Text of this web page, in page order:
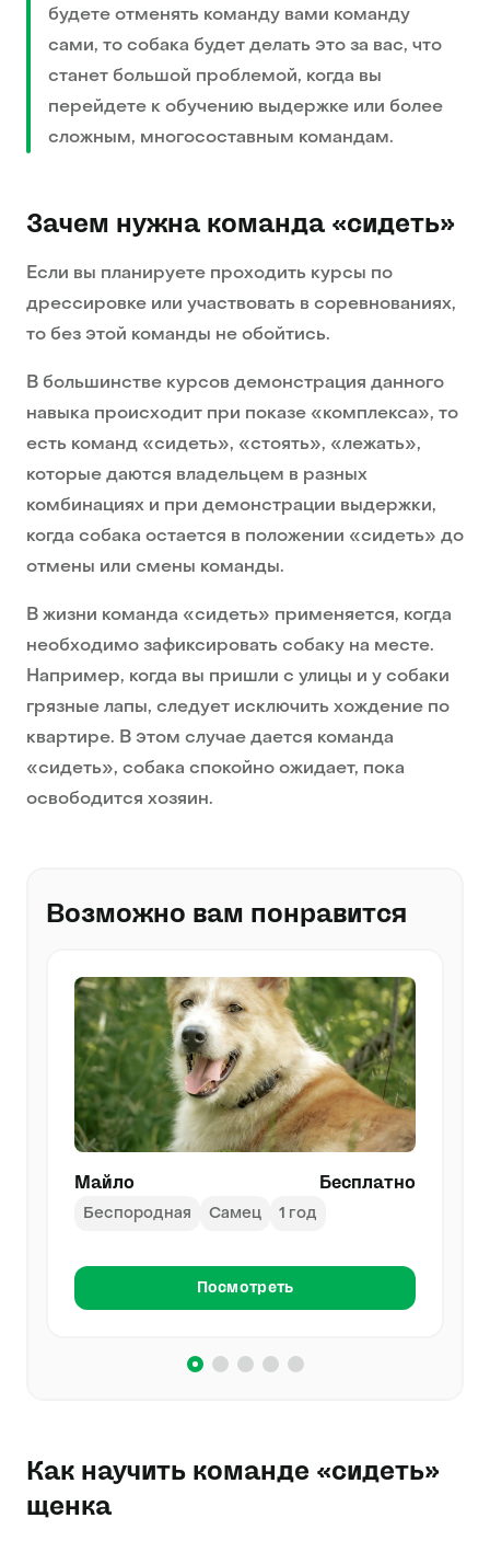
будете отменять команду вами команду
сами, то собака будет делать это за вас, что
станет большой проблемой, когда вы
перейдете к обучению выдержке или более
сложным, многосоставным командам.
Зачем нужна команда «сидеть»
Если вы планируете проходить курсы по
дрессировке или участвовать в соревнованиях,
то без этой команды не обойтись.
В большинстве курсов демонстрация данного
навыка происходит при показе «комплекса», то
есть команд «сидеть», «стоять», «лежать»,
которые даются владельцем в разных
комбинациях и при демонстрации выдержки,
когда собака остается в положении «сидеть» до
отмены или смены команды.
В жизни команда «сидеть» применяется, когда
необходимо зафиксировать собаку на месте.
Например, когда вы пришли с улицы и у собаки
грязные лапы, следует исключить хождение по
квартире. В этом случае дается команда
«сидеть», собака спокойно ожидает, пока
освободится хозяин.
Возможно вам понравится
Майло Бесплатно
Беспородная Самец 1 год
Посмотреть
Как научить команде «сидеть»
щенка